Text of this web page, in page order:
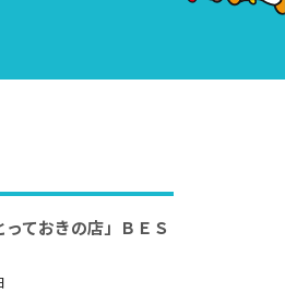
ておきの店」ＢＥＳ